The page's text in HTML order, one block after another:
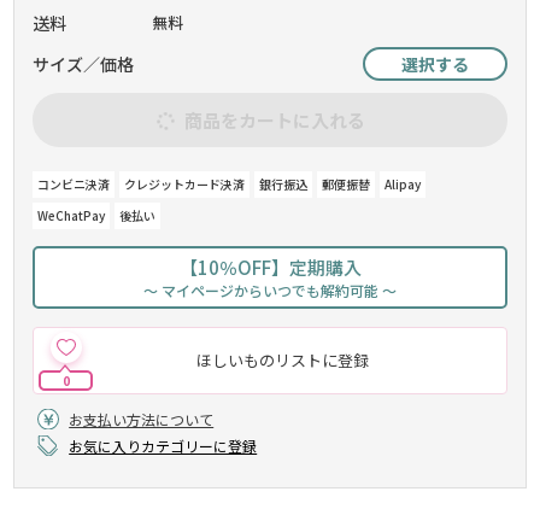
送料 無料
サイズ／価格 選択する
商品をカートに入れる
コンビニ決済 クレジットカード決済 銀行振込 郵便振替
Alipay
WeChatPay
後払い
【10％OFF】定期購入
～ マイページからいつでも解約可能 ～
ほしいものリストに登録
0
お支払い方法について
お気に入りカテゴリーに登録